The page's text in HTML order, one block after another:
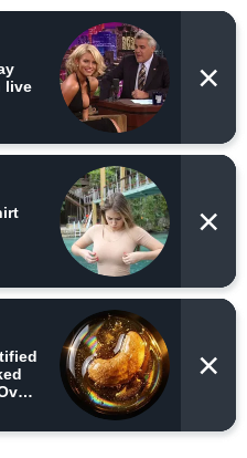
ਦੇ ਮੈਦਾਨ ਵਿੱਚ ਭਗਵਾਨ ਕ੍ਰਿਸ਼ਨ,
ਸਾਰੇ ਵਿਸ਼ਿਆਂ ਨੂੰ ਸ਼ਾਮਲ ਕੀਤਾ